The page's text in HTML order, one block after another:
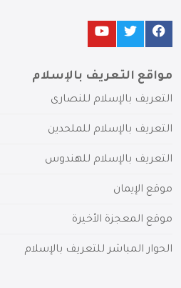
مواقع التعريف بالإسلام
التعريف بالإسلام للنصارى
التعريف بالإسلام للملحدين
التعريف بالإسلام للهندوس
موقع الإيمان
موقع المعجزة الأخيرة
الحوار المباشر للتعريف بالإسلام